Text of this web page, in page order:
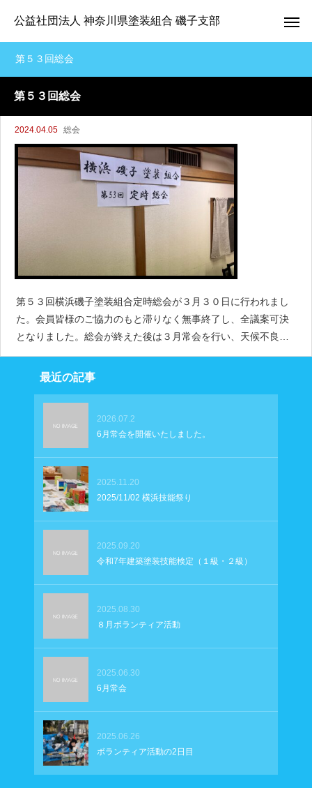
公益社団法人 神奈川県塗装組合 磯子支部
第５３回総会
第５３回総会
2024.04.05 総会
第５３回横浜磯子塗装組合定時総会が３月３０日に行われまし
た。会員皆様のご協力のもと滞りなく無事終了し、全議案可決
となりました。総会が終えた後は３月常会を行い、天候不良で
中止になっていたボランティアの件、人手不足による組合間の
連携強化を主に話し合いました。常会
最近の記事
2026.07.2
6月常会を開催いたしました。
2025.11.20
2025/11/02 横浜技能祭り
2025.09.20
令和7年建築塗装技能検定（１級・２級）
2025.08.30
８月ボランティア活動
2025.06.30
6月常会
2025.06.26
ボランティア活動の2日目